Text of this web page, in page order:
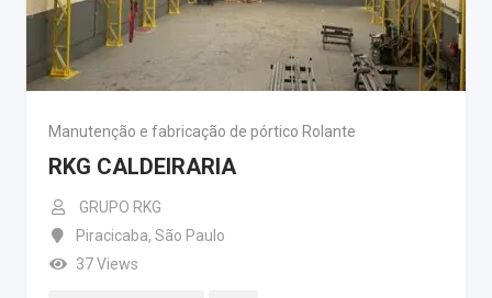
Manutenção e fabricação de pórtico Rolante
RKG CALDEIRARIA
GRUPO RKG
Piracicaba, São Paulo
37 Views